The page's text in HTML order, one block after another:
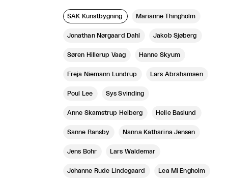
SAK Kunstbygning Marianne Thingholm
Jonathan Nørgaard Dahl Jakob Sjøberg
Søren Hillerup Vaag Hanne Skyum
Freja Niemann Lundrup Lars Abrahamsen
Poul Lee Sys Svinding
Anne Skamstrup Heiberg Helle Baslund
Sanne Ransby Nanna Katharina Jensen
Jens Bohr Lars Waldemar
Johanne Rude Lindegaard Lea Mi Engholm